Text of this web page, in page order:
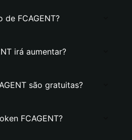
FCAGENT?
irá aumentar?
são gratuitas?
FCAGENT?